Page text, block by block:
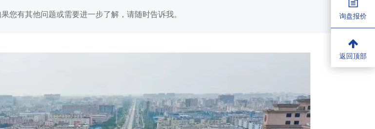
您有其他问题或需要进一步了解，请随时告诉我。 询盘报价
返回顶部